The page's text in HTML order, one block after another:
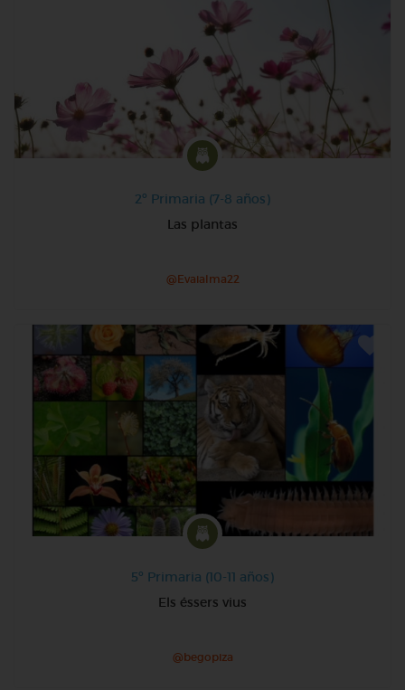
2º Primaria (7-8 años)
Las plantas
@Evaialma22
5º Primaria (10-11 años)
Els éssers vius
@begopiza